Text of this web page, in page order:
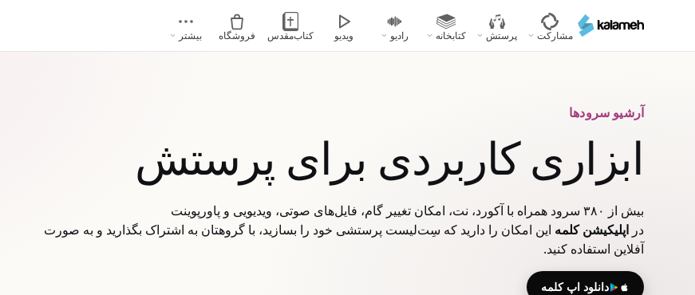
محتوای
مشارکت پرستش کتابخانه رادیو ویدیو کتاب‌مقدس فروشگاه بیشتر
آرشیو سرودها
ابزاری کاربردی برای پرستش
بیش از ۳۸۰ سرود همراه با آکورد، نت، امکان تغییر گام، فایل‌های صوتی، ویدیویی و پاورپوینت
در اپلیکیشن کلمه این امکان را دارید که سِت‌لیست پرستشی خود را بسازید، با گروهتان به اشتراک بگذارید و به صورت
آفلاین استفاده کنید.
دانلود اپ کلمه